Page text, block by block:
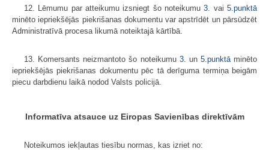
12. Lēmumu par atteikumu izsniegt šo noteikumu3. vai5.punktā
minēto iepriek­šējās piekrišanas dokumentu var apstrīdēt un pārsūdzēt
Administratīvā procesa likumā noteiktajā kārtībā.
13. Komersants neizmantoto šo noteikumu 3. un 5.punktāminēto
iepriekšējās piekrišanas dokumentu pēc tā derīguma termiņa beigām
piecu darbdienu laikā nodod Valsts policijā.
Informatīva atsauce uz Eiropas Savienības direktīvām
Noteikumos iekļautas tiesību normas, kas izriet no: